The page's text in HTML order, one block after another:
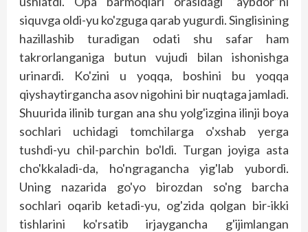
siquvga oldi-yu ko'zguga qarab yugurdi. Singlisining
hazillashib turadigan odati shu safar ham
takrorlanganiga butun vujudi bilan ishonishga
urinardi. Ko'zini u yoqqa, boshini bu yoqqa
qiyshaytirgancha asov nigohini bir nuqtaga jamladi.
Shuurida ilinib turgan ana shu yolg'izgina ilinji boya
sochlari uchidagi tomchilarga o'xshab yerga
tushdi-yu chil-parchin bo'ldi. Turgan joyiga asta
cho'kkaladi-da, ho'ngragancha yig'lab yubordi.
Uning nazarida go'yo birozdan so'ng barcha
sochlari oqarib ketadi-yu, og'zida qolgan bir-ikki
tishlarini ko'rsatib irjaygancha g'ijimlangan